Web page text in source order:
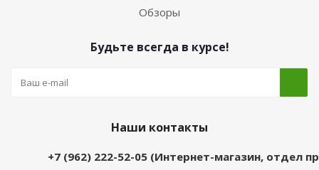
Обзоры
Будьте всегда в курсе!
Наши контакты
+7 (962) 222-52-05 (Интернет-магазин, отдел